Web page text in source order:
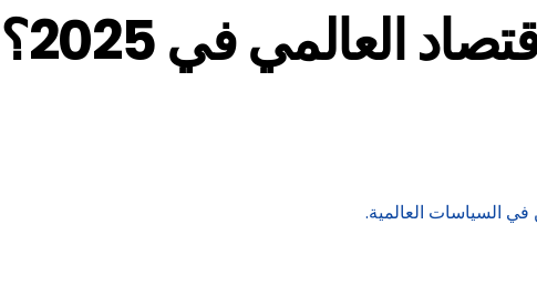
العالمي في 2025؟
السياسات العالمية.